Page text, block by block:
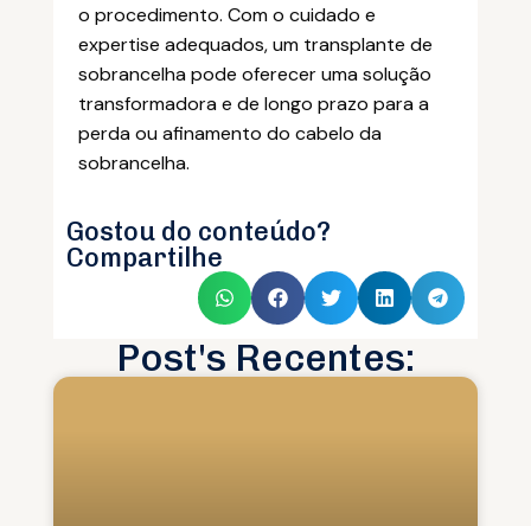
o procedimento. Com o cuidado e
expertise adequados, um transplante de
sobrancelha pode oferecer uma solução
transformadora e de longo prazo para a
perda ou afinamento do cabelo da
sobrancelha.
Gostou do conteúdo?
Compartilhe
Post's Recentes: